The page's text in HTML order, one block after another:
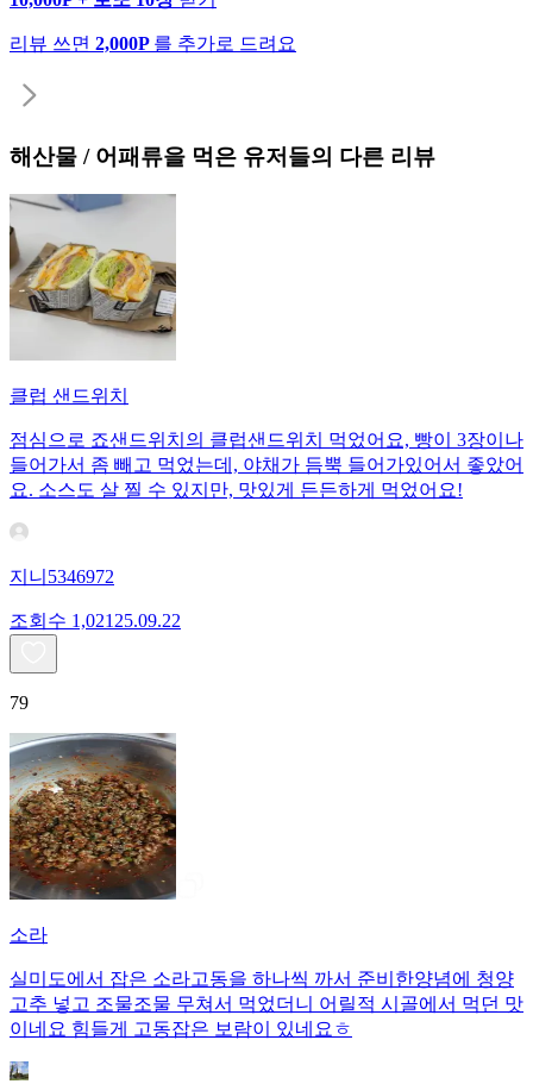
리뷰 쓰면 2,000P 를 추가로 드려요
해산물 / 어패류을 먹은 유저들의 다른 리뷰
클럽 샌드위치
점심으로 죠샌드위치의 클럽샌드위치 먹었어요, 빵이 3장이나
들어가서 좀 빼고 먹었는데, 야채가 듬뿍 들어가있어서 좋았어
요. 소스도 살 찔 수 있지만, 맛있게 든든하게 먹었어요!
지니5346972
조회수 1,021 25.09.22
79
소라
실미도에서 잡은 소라고동을 하나씩 까서 준비한양념에 청양
고추 넣고 조물조물 무쳐서 먹었더니 어릴적 시골에서 먹던 맛
이네요 힘들게 고동잡은 보람이 있네요ㅎ